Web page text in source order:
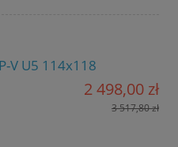
V U5 114x118
2 498,00 zł
3 517,80 zł